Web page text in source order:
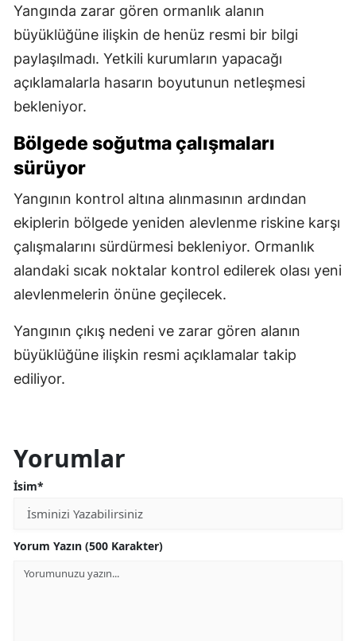
Yangında zarar gören ormanlık alanın
büyüklüğüne ilişkin de henüz resmi bir bilgi
paylaşılmadı. Yetkili kurumların yapacağı
açıklamalarla hasarın boyutunun netleşmesi
bekleniyor.
Bölgede soğutma çalışmaları
sürüyor
Yangının kontrol altına alınmasının ardından
ekiplerin bölgede yeniden alevlenme riskine karşı
çalışmalarını sürdürmesi bekleniyor. Ormanlık
alandaki sıcak noktalar kontrol edilerek olası yeni
alevlenmelerin önüne geçilecek.
Yangının çıkış nedeni ve zarar gören alanın
büyüklüğüne ilişkin resmi açıklamalar takip
ediliyor.
Yorumlar
İsim*
Yorum Yazın (500 Karakter)